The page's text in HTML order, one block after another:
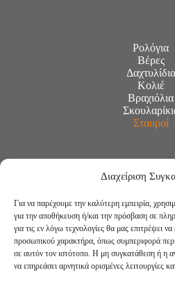
Διαχείριση
Για να παρέχουμε την καλύτερη εμπειρία,
για την αποθήκευση ή/και την πρόσβαση σε
για τις εν λόγω τεχνολογίες θα μας επιτρέψει
προσωπικού χαρακτήρα, όπως συμπεριφορά
σε αυτόν τον ιστότοπο. Η μη συγκατάθεση ή η
να επηρεάσει αρνητικά ορισμένες λειτουργίες
Ρολόγια
Βέρες
Δαχτυλίδια
Κολιέ
Βραχιόλια
Σταυροί